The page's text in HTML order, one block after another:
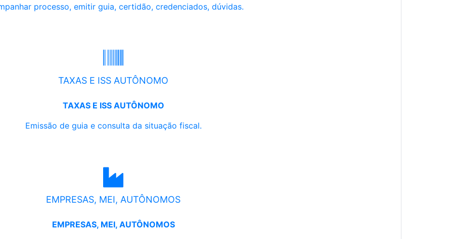
processo, emitir guia, certidão, credenciados, dúvidas.
TAXAS E ISS AUTÔNOMO
TAXAS E ISS AUTÔNOMO
Emissão de guia e consulta da situação fiscal.
EMPRESAS, MEI, AUTÔNOMOS
EMPRESAS, MEI, AUTÔNOMOS